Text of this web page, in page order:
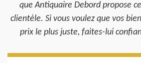
que Antiquaire Debord propose
clientèle. Si vous voulez que vos
prix le plus juste, faites-lui